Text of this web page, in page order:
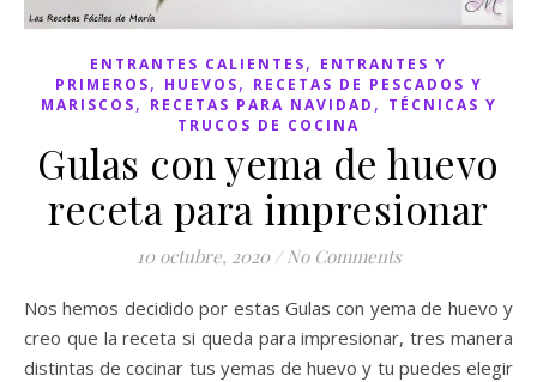
ENTRANTES CALIENTES, ENTRANTES Y
PRIMEROS, HUEVOS, RECETAS DE PESCADOS Y
MARISCOS, RECETAS PARA NAVIDAD , TÉCNICAS Y
TRUCOS DE COCINA
Gulas con yema de huevo
receta para impresionar
10 octubre, 2020 / No Comments
Nos hemos decidido por estas Gulas con yema de huevo y
creo que la receta si queda para impresionar, tres manera
distintas de cocinar tus yemas de huevo y tu puedes elegir